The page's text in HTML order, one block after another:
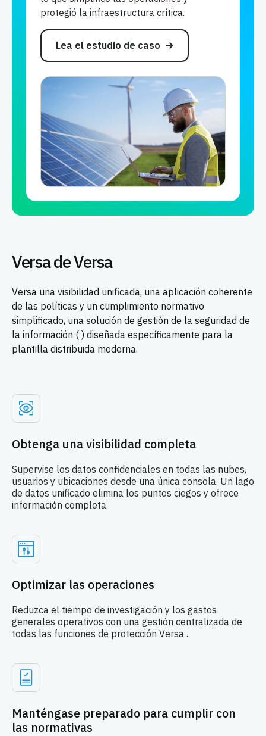
protegió la infraestructura crítica.
Lea el estudio de caso
Versa de Versa
Versa una visibilidad unificada, una aplicación coherente
de las políticas y un cumplimiento normativo
simplificado, una solución de gestión de la seguridad de
la información ( ) diseñada específicamente para la
plantilla distribuida moderna.
Obtenga una visibilidad completa
Supervise los datos confidenciales en todas las nubes,
usuarios y ubicaciones desde una única consola. Un lago
de datos unificado elimina los puntos ciegos y ofrece
información completa.
Optimizar las operaciones
Reduzca el tiempo de investigación y los gastos
generales operativos con una gestión centralizada de
todas las funciones de protección Versa .
Manténgase preparado para cumplir con
las normativas